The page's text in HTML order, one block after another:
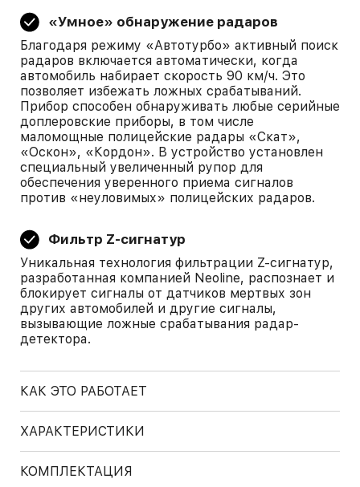
«Умное» обнаружение радаров
Благодаря режиму «Автотурбо» активный поиск
радаров включается автоматически, когда
автомобиль набирает скорость 90 км/ч. Это
позволяет избежать ложных срабатываний.
Прибор способен обнаруживать любые серийные
доплеровские приборы, в том числе
маломощные полицейские радары «Скат»,
«Оскон», «Кордон». В устройство установлен
специальный увеличенный рупор для
обеспечения уверенного приема сигналов
против «неуловимых» полицейских радаров.
Фильтр Z-сигнатур
Уникальная технология фильтрации Z-сигнатур,
разработанная компанией Neoline, распознает и
блокирует сигналы от датчиков мертвых зон
других автомобилей и другие сигналы,
вызывающие ложные срабатывания радар-
детектора.
КАК ЭТО РАБОТАЕТ
ХАРАКТЕРИСТИКИ
КОМПЛЕКТАЦИЯ